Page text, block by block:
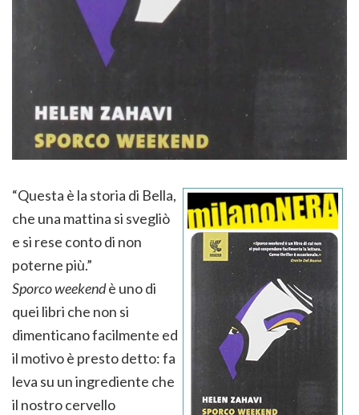
“Questa è la storia di Bella,
che una mattina si svegliò
e si rese conto di non
poterne più.”
Sporco weekendè uno di
quei libri che non si
dimenticano facilmente ed
il motivo è presto detto: fa
leva su un ingrediente che
il nostro cervello